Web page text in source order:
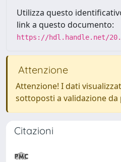
Utilizza questo
link a questo documento:
https://hdl.handle.net/
Attenzione
Attenzione! I dati
sottoposti a validazione
Citazioni